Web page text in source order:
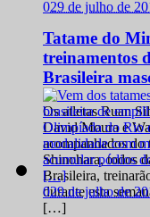
029 de julho de
Tatame do
treinamentos
Brasileira
Os atletas Ruan
David Moura e
acompanhados
Shinohara, todos
Brasileira,
durante esta
[…]
029 de julho de